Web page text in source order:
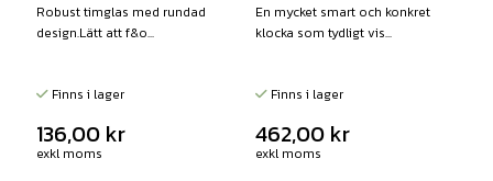
Robust timglas med rundad
design.Lätt att f&o...
Finns i lager
136,00 kr
exkl moms
En mycket smart och konkret
klocka som tydligt vis...
Finns i lager
462,00 kr
exkl moms